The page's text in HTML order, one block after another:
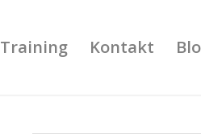
Training Kontakt